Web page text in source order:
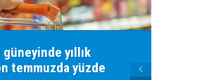
güneyinde yıllık
temmuzda yüzde